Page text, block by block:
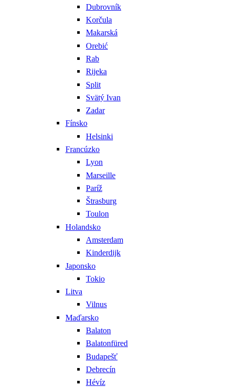
Dubrovník
Korčula
Makarská
Orebić
Rab
Rijeka
Split
Svätý Ivan
Zadar
Fínsko
Helsinki
Francúzko
Lyon
Marseille
Paríž
Štrasburg
Toulon
Holandsko
Amsterdam
Kinderdijk
Japonsko
Tokio
Litva
Vilnus
Maďarsko
Balaton
Balatonfüred
Budapešť
Debrecín
Hévíz